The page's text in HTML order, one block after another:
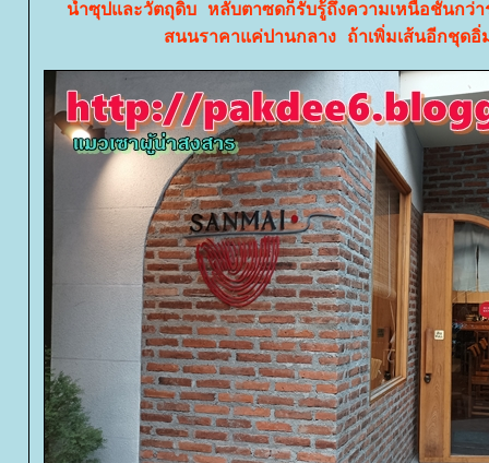
น้ำซุปและวัตถุดิบ หลับตาซดก็รับรู้ถึงความเหนือชั้นกว่
สนนราคาแค่ปานกลาง ถ้าเพิ่มเส้นอีกชุด